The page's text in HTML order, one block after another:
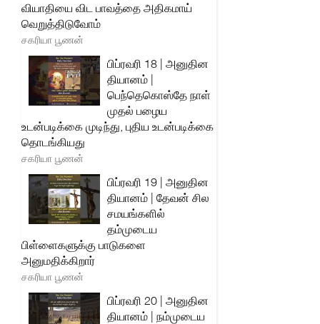
வியாதியை விட பாவத்தை அதிகமாய்
வெறுத்திடுவோம்
சகரியா பூணன்
பிப்ரவரி 18 | அனுதின
தியானம் |
பெந்தெகொஸ்தே நாள்
முதல் பழைய
உடன்படிக்கை முடிந்து, புதிய உடன்படிக்கை
தொடங்கியது
சகரியா பூணன்
பிப்ரவரி 19 | அனுதின
தியானம் | தேவன் சில
சமயங்களில்
தம்முடைய
பிள்ளைகளுக்கு பாடுகளை
அனுமதிக்கிறார்
சகரியா பூணன்
பிப்ரவரி 20 | அனுதின
தியானம் | நம்முடைய